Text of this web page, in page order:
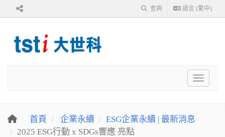
查詢 語言 (繁中)
首頁 企業永續
ESG企業永續 | 最新消息
2025 ESG行動 x SDGs響應 亮點